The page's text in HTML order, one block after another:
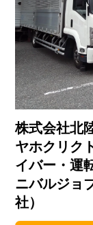
株式会社北
ヤホクリク
イバー・運
ニバルジョ
社）